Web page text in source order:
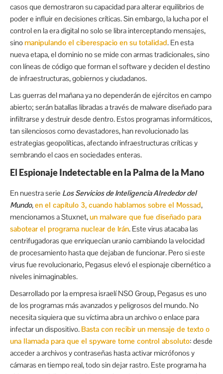
casos que demostraron su capacidad para alterar equilibrios de
poder e influir en decisiones críticas. Sin embargo, la lucha por el
control en la era digital no solo se libra interceptando mensajes,
sinomanipulando el ciberespacio en su totalidad. En esta
nueva etapa, el dominio no se mide con armas tradicionales, sino
con líneas de código que forman el software y deciden el destino
de infraestructuras, gobiernos y ciudadanos.
Las guerras del mañana ya no dependerán de ejércitos en campo
abierto; serán batallas libradas a través de malware diseñado para
infiltrarse y destruir desde dentro. Estos programas informáticos,
tan silenciosos como devastadores, han revolucionado las
estrategias geopolíticas, afectando infraestructuras críticas y
sembrando el caos en sociedades enteras.
El Espionaje Indetectable en la Palma de la Mano
En nuestra serie Los Servicios de Inteligencia Alrededor del
Mundo,en el capítulo 3, cuando hablamos sobre el Mossad,
mencionamos a Stuxnet,un malware que fue diseñado para
sabotear el programa nuclear de Irán. Este virus atacaba las
centrifugadoras que enriquecían uranio cambiando la velocidad
de procesamiento hasta que dejaban de funcionar. Pero si este
virus fue revolucionario, Pegasus elevó el espionaje cibernético a
niveles inimaginables.
Desarrollado por la empresa israelí NSO Group, Pegasus es uno
de los programas más avanzados y peligrosos del mundo. No
necesita siquiera que su víctima abra un archivo o enlace para
infectar un dispositivo. Basta con recibir un mensaje de texto o
una llamada para que el spyware tome control absoluto: desde
acceder a archivos y contraseñas hasta activar micrófonos y
cámaras en tiempo real, todo sin dejar rastro. Este programa ha